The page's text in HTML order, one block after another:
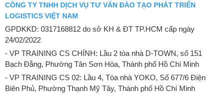
CÔNG TY TNHH DỊCH VỤ TƯ VẤN ĐÀO TẠO PHÁT TRIỂN
LOGISTICS VIỆT NAM
GPDKKD: 0317168812 do sở KH & ĐT TP.HCM cấp ngày
24/02/2022
- VP TRAINING CS CHÍNH: Lầu 2 tòa nhà D-TOWN, số 151
Bạch Đằng, Phường Tân Sơn Hòa, Thành phố Hồ Chí Minh
- VP TRAINING CS 02: Lầu 4, Tòa nhà YOKO, Số 677/6 Điện
Biên Phủ, Phường Thạnh Mỹ Tây, Thành phố Hồ Chí Minh